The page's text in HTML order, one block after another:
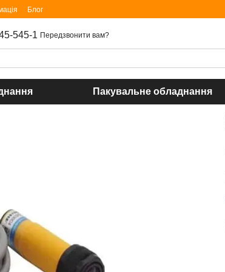
Блог
545-1 Передзвонити вам?
Пакувальне обладнання